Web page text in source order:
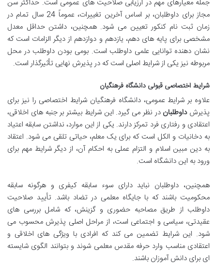
جمله معیارهای مهم در ارزیابی صلاحیت های عمومی است. حداکثر سن
مجاز برای داوطلبان، بر اساس آخرین تغییرات، عموماً 24 سال تمام در
زمان ثبت نام کنکور تعیین می شود. همچنین، داشتن حداقل معدل
مشخصی برای پایه های دهم، یازدهم و دوازدهم از دیگر الزامات است که
نشان دهنده توانایی علمی داوطلب است. بومی بودن داوطلب در محل
مربوطه نیز یکی از شرایط اصلی است که در پذیرش نهایی تأثیرگذار است.
شرایط اختصاصی قبولی دانشگاه فرهنگیان
علاوه بر شرایط عمومی، دانشگاه فرهنگیان شرایط اختصاصی را نیز برای
پذیرشداوطلبان در نظر می گیرد. این شرایط بیشتر بر جنبه های اخلاقی،
اعتقادی و رفتاری فرد تمرکز دارند. یکی از این موارد، نداشتن سابقه اعتیاد
به دخانیات و الکل است که برای یک معلم، حیاتی تلقی می شود. اعتقاد
به دین مبین اسلام و التزام عملی به احکام آن، از دیگر شرایط مهم برای
ورود به این دانشگاه است.
همچنین، داوطلبان نباید دارای سوء سابقه کیفری و هرگونه سابقه
محکومیت باشند که با جایگاه معلمی در تضاد باشد. تأیید صلاحیت
داوطلب از طریق مصاحبه حضوری و گزینش، که شامل بررسی های
عقیدتی، سیاسی و اجتماعی است، از مراحل اصلی پذیرش محسوب می
شود. این شرایط تضمین می کند که افرادی با ویژگی های اخلاقی و
اعتقادی مناسب وارد حرفه مقدس معلمی شوند و بتوانند الگوی شایسته
ای برای دانش آموزان باشند.